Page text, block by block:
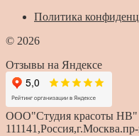
Политика
© 2026
Отзывы на Яндексе
ООО"Студия красоты HB"